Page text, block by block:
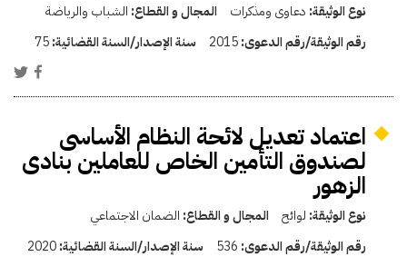
نوع الوثيقة: دعاوى ومذكرات المجال و القطاع: الشباب والرياضة
رقم الوثيقة/رقم الدعوى:2015 سنة الإصدار/السنة القضائية:75
اعتماد تعديل لائحة النظام الأساسى
لصندوق التأمين الخاص للعاملين بنادى
الزهور
نوع الوثيقة: لوائح المجال و القطاع: الضمان الاجتماعي
رقم الوثيقة/رقم الدعوى: 536 سنة الإصدار/السنة القضائية:2020